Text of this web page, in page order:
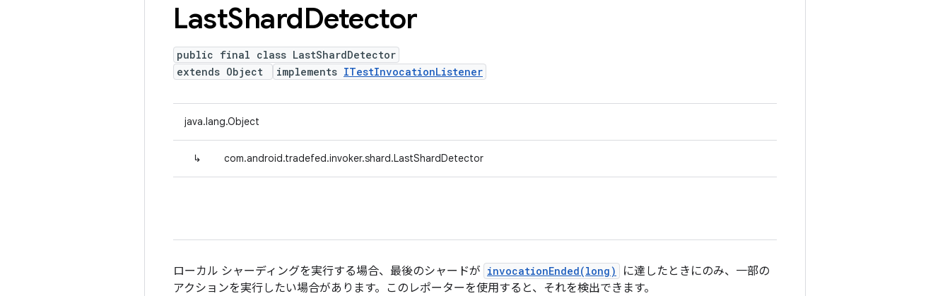
LastShardDetector
public final class LastShardDetector
extends Object
implements ITestInvocationListener
java.lang.Object
↳ com.android.tradefed.invoker.shard.LastShardDetector
ローカル シャーディングを実行する場合、最後のシャードが invocationEnded(long)
に達したときにのみ、一部の
アクションを実行したい場合があります。このレポーターを使用すると、それを検出できます。